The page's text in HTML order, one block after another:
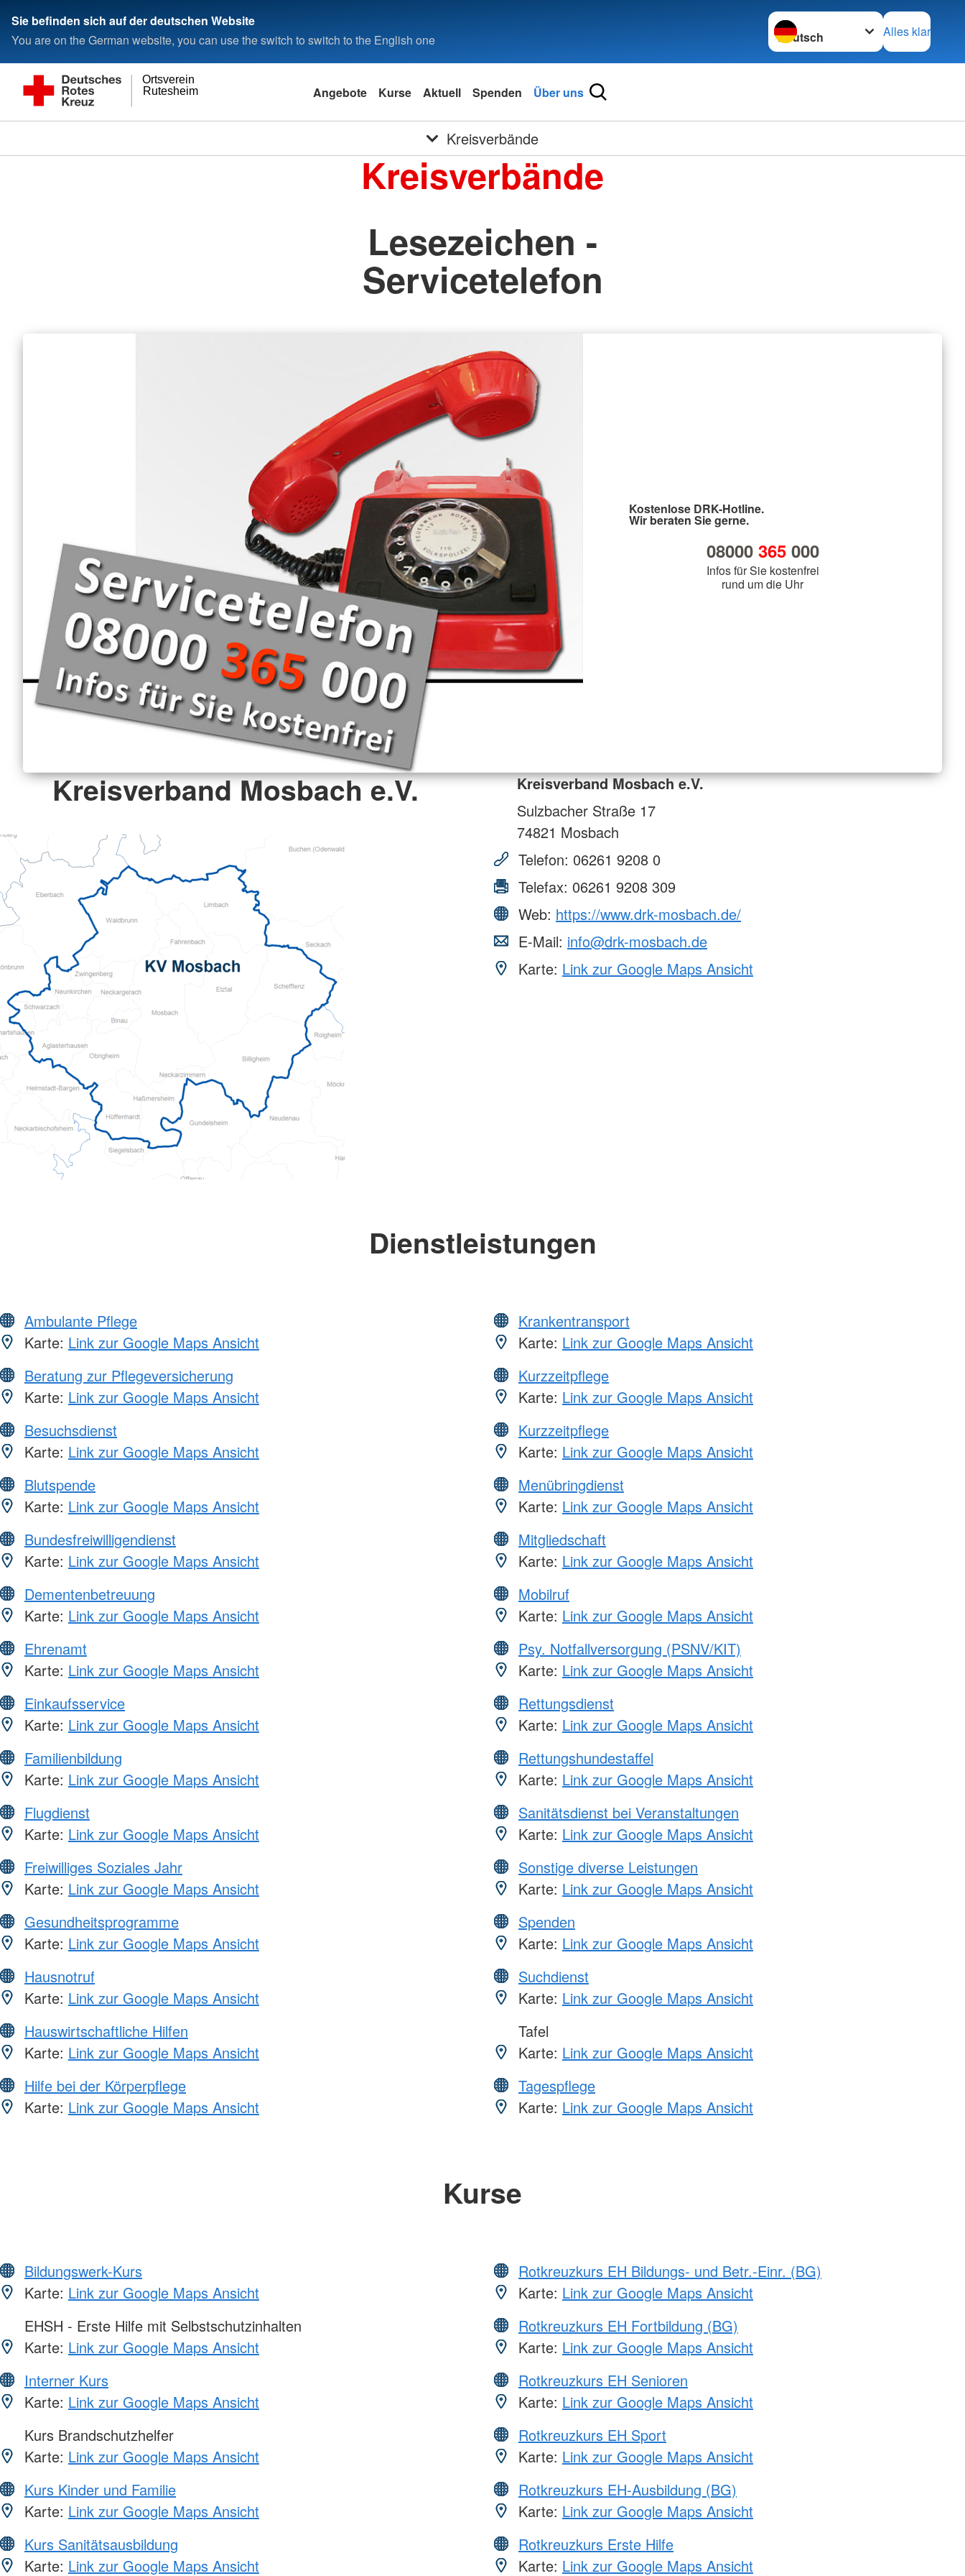
Sie befinden sich auf der deutschen Website
You are on the German website, you can use the switch to switch to the English one
Sprache wechseln zu
Alles klar
Rutesheim
Ortsverein
Angebote Kurse Aktuell Spenden Über uns
Kreisverbände
Kreisverbände
Lesezeichen -
Servicetelefon
Kostenlose DRK-Hotline.
Wir beraten Sie gerne.
08000 365000
Infos für Sie kostenfrei
rund um die Uhr
Kreisverband Mosbach e.V.
Kreisverband Mosbach e.V.
Sulzbacher Straße 17
74821 Mosbach
Telefon: 06261 9208 0
Telefax: 06261 9208 309
Web: https://www.drk-mosbach.de/
E-Mail: info@drk-mosbach.de
Karte: Link zur Google Maps Ansicht
Dienstleistungen
Ambulante Pflege
Karte: Link zur Google Maps Ansicht
Beratung zur Pflegeversicherung
Karte: Link zur Google Maps Ansicht
Besuchsdienst
Karte: Link zur Google Maps Ansicht
Blutspende
Karte: Link zur Google Maps Ansicht
Bundesfreiwilligendienst
Karte: Link zur Google Maps Ansicht
Dementenbetreuung
Karte: Link zur Google Maps Ansicht
Ehrenamt
Karte: Link zur Google Maps Ansicht
Einkaufsservice
Karte: Link zur Google Maps Ansicht
Familienbildung
Karte: Link zur Google Maps Ansicht
Flugdienst
Karte: Link zur Google Maps Ansicht
Freiwilliges Soziales Jahr
Karte: Link zur Google Maps Ansicht
Gesundheitsprogramme
Karte: Link zur Google Maps Ansicht
Hausnotruf
Karte: Link zur Google Maps Ansicht
Hauswirtschaftliche Hilfen
Karte: Link zur Google Maps Ansicht
Hilfe bei der Körperpflege
Karte: Link zur Google Maps Ansicht
Krankentransport
Karte: Link zur Google Maps Ansicht
Kurzzeitpflege
Karte: Link zur Google Maps Ansicht
Kurzzeitpflege
Karte: Link zur Google Maps Ansicht
Menübringdienst
Karte: Link zur Google Maps Ansicht
Mitgliedschaft
Karte: Link zur Google Maps Ansicht
Mobilruf
Karte: Link zur Google Maps Ansicht
Psy. Notfallversorgung (PSNV/KIT)
Karte: Link zur Google Maps Ansicht
Rettungsdienst
Karte: Link zur Google Maps Ansicht
Rettungshundestaffel
Karte: Link zur Google Maps Ansicht
Sanitätsdienst bei Veranstaltungen
Karte: Link zur Google Maps Ansicht
Sonstige diverse Leistungen
Karte: Link zur Google Maps Ansicht
Spenden
Karte: Link zur Google Maps Ansicht
Suchdienst
Karte: Link zur Google Maps Ansicht
Tafel
Karte: Link zur Google Maps Ansicht
Tagespflege
Karte: Link zur Google Maps Ansicht
Kurse
Bildungswerk-Kurs
Karte: Link zur Google Maps Ansicht
EHSH - Erste Hilfe mit Selbstschutzinhalten
Karte: Link zur Google Maps Ansicht
Interner Kurs
Karte: Link zur Google Maps Ansicht
Kurs Brandschutzhelfer
Karte: Link zur Google Maps Ansicht
Kurs Kinder und Familie
Karte: Link zur Google Maps Ansicht
Kurs Sanitätsausbildung
Karte: Link zur Google Maps Ansicht
Rotkreuzkurs EH Bildungs- und Betr.-Einr. (BG)
Karte: Link zur Google Maps Ansicht
Rotkreuzkurs EH Fortbildung (BG)
Karte: Link zur Google Maps Ansicht
Rotkreuzkurs EH Senioren
Karte: Link zur Google Maps Ansicht
Rotkreuzkurs EH Sport
Karte: Link zur Google Maps Ansicht
Rotkreuzkurs EH-Ausbildung (BG)
Karte: Link zur Google Maps Ansicht
Rotkreuzkurs Erste Hilfe
Karte: Link zur Google Maps Ansicht